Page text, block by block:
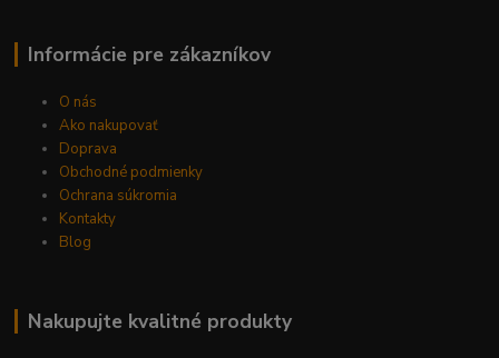
Informácie pre zákazníkov
O nás
Ako nakupovať
Doprava
Obchodné podmienky
Ochrana súkromia
Kontakty
Blog
Nakupujte kvalitné produkty